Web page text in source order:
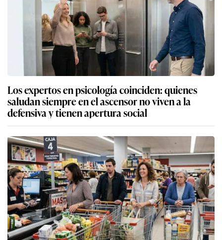
Los expertos en psicología coinciden: quienes
saludan siempre en el ascensor no viven a la
defensiva y tienen apertura social